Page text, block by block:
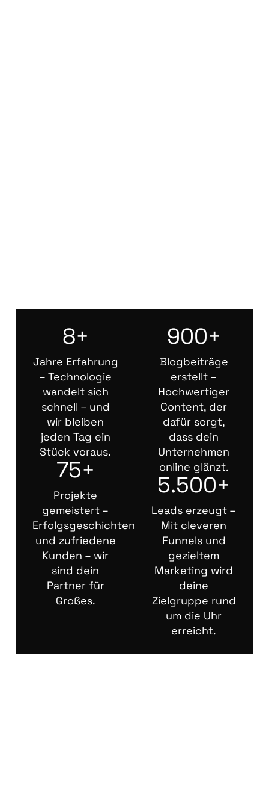
8+
Jahre Erfahrung
– Technologie
wandelt sich
schnell – und
wir bleiben
jeden Tag ein
Stück voraus.
75+
Projekte
gemeistert –
Erfolgsgeschichten
und zufriedene
Kunden – wir
sind dein
Partner für
Großes.
900+
Blogbeiträge
erstellt –
Hochwertiger
Content, der
dafür sorgt,
dass dein
Unternehmen
online glänzt.
5.500+
Leads erzeugt –
Mit cleveren
Funnels und
gezieltem
Marketing wird
deine
Zielgruppe rund
um die Uhr
erreicht.